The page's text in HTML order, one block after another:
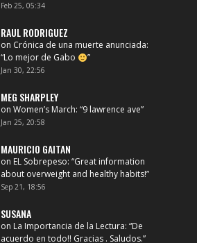
Feb 25, 05:34
RAUL RODRIGUEZ
on Crónica de una muerte anunciada:
“Lo mejor de Gabo ”
Jan 30, 22:56
MEG SHARPLEY
onWomen’s March: “9 lawrence ave”
Jan 25, 20:58
MAURICIO GAITAN
on EL Sobrepeso: “Great information
about overweight and healthy habits!”
Sep 21, 18:56
SUSANA
on La Importancia de la Lectura: “De
acuerdo en todo!! Gracias . Saludos.”